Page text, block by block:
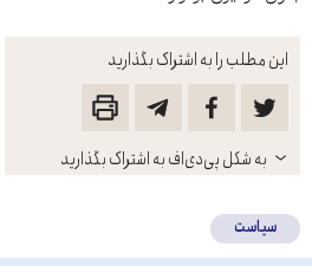
این مطلب را به اشتراک بگذارید
باز
کنید
به شکل پی‌دی‌اف به اشتراک بگذارید
سیاست